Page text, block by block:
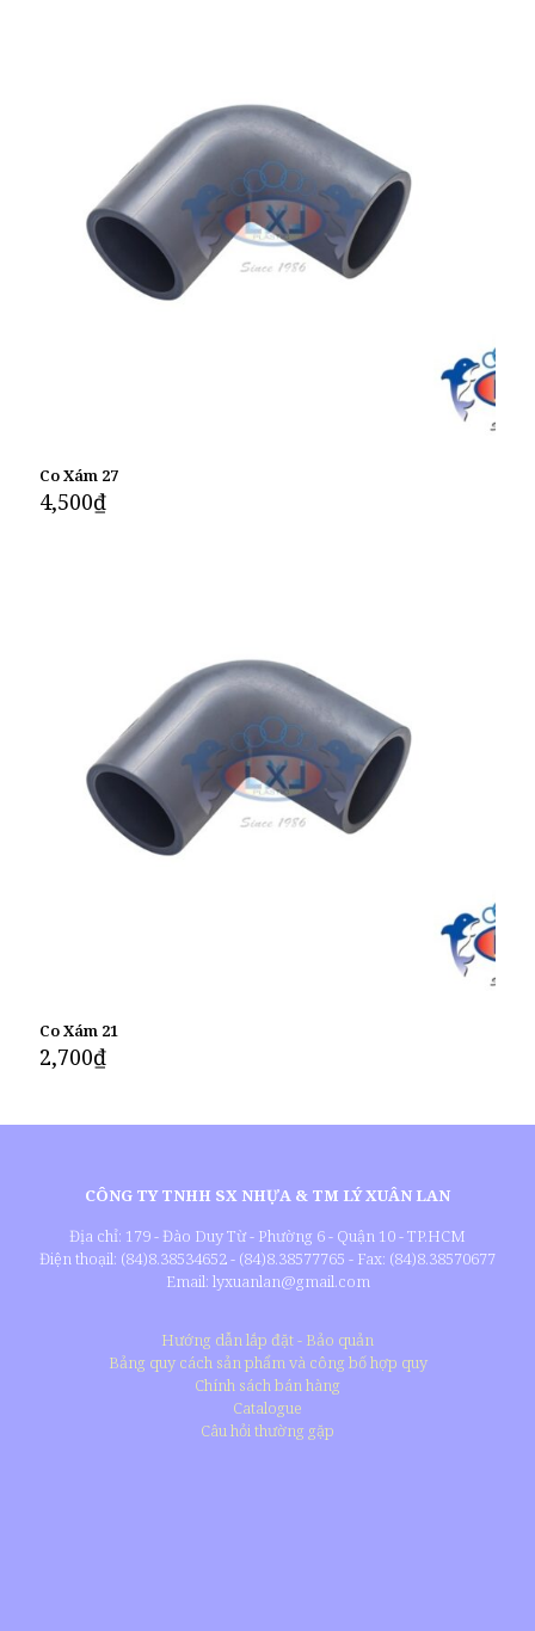
Co Xám 27
4,500₫
Co Xám 21
2,700₫
CÔNG TY TNHH SX NHỰA & TM LÝ XUÂN LAN
Địa chỉ: 179 - Đào Duy Từ - Phường 6 - Quận 10 - TP.HCM
Điện thoạil: (84)8.38534652 - (84)8.38577765 - Fax: (84)8.38570677
Email: lyxuanlan@gmail.com
Hướng dẫn lắp đặt - Bảo quản
Bảng quy cách sản phẩm và công bố hợp quy
Chính sách bán hàng
Catalogue
Câu hỏi thường gặp